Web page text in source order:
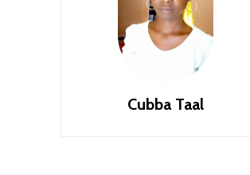
Cubba Taal